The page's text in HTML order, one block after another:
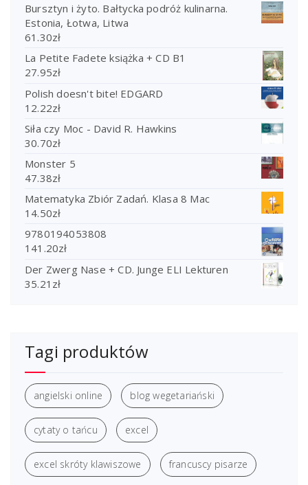
Bursztyn i żyto. Bałtycka podróż kulinarna.
Estonia, Łotwa, Litwa
61.30zł
La Petite Fadete książka + CD B1
27.95zł
Polish doesn't bite! EDGARD
12.22zł
Siła czy Moc - David R. Hawkins
30.70zł
Monster 5
47.38zł
Matematyka Zbiór Zadań. Klasa 8 Mac
14.50zł
9780194053808
141.20zł
Der Zwerg Nase + CD. Junge ELI Lekturen
35.21 zł
Tagi produktów
angielski online blog wegetariański
cytaty o tańcu excel
excel skróty klawiszowe francuscy pisarze